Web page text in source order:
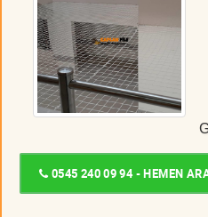
0545 240 09 94 - HEMEN